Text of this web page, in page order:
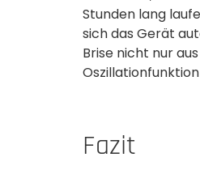
Stunden lang
sich das Gerät
Brise nicht nur
Fazit